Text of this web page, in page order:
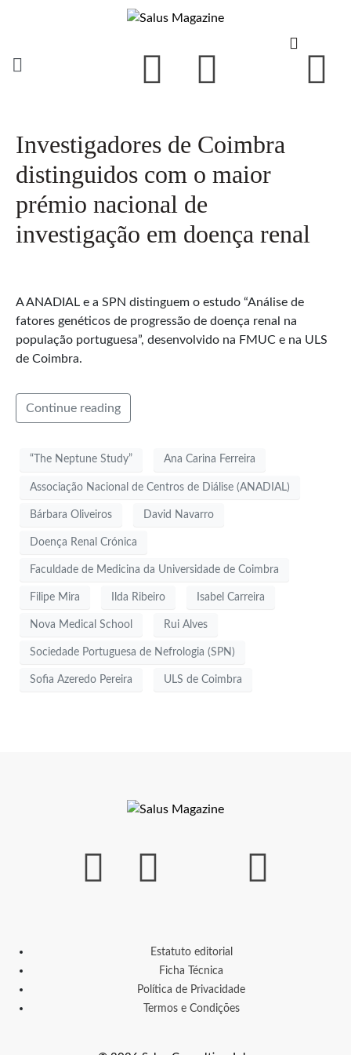
Investigadores de Coimbra
distinguidos com o maior
prémio nacional de
investigação em doença renal
A ANADIAL e a SPN distinguem o estudo “Análise de
fatores genéticos de progressão de doença renal na
população portuguesa”, desenvolvido na FMUC e na ULS
de Coimbra.
Continue reading
“The Neptune Study” Ana Carina Ferreira
Associação Nacional de Centros de Diálise (ANADIAL)
Bárbara Oliveiros David Navarro
Doença Renal Crónica
Faculdade de Medicina da Universidade de Coimbra
Filipe Mira Ilda Ribeiro Isabel Carreira
Nova Medical School Rui Alves
Sociedade Portuguesa de Nefrologia (SPN)
Sofia Azeredo Pereira ULS de Coimbra
Estatuto editorial
Ficha Técnica
Política de Privacidade
Termos e Condições